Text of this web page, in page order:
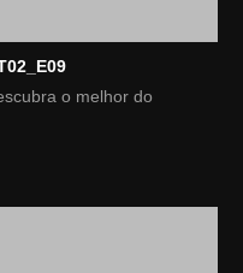
o melhor do